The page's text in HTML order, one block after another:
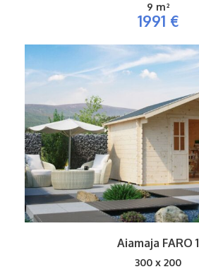
9 m²
1991 €
Aiamaja FARO 1
300 x 200